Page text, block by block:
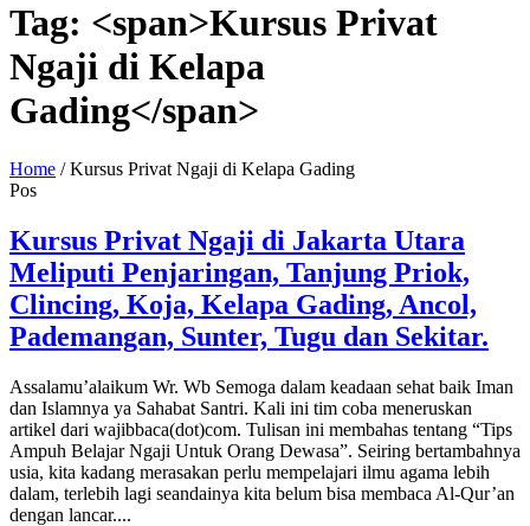
Tag: <span>Kursus Privat
Ngaji di Kelapa
Gading</span>
Home /Kursus Privat Ngaji di Kelapa Gading
Pos
Kursus Privat Ngaji di Jakarta Utara
Meliputi Penjaringan, Tanjung Priok,
Clincing, Koja, Kelapa Gading, Ancol,
Pademangan, Sunter, Tugu dan Sekitar.
Assalamu’alaikum Wr. Wb Semoga dalam keadaan sehat baik Iman
dan Islamnya ya Sahabat Santri. Kali ini tim coba meneruskan
artikel dari wajibbaca(dot)com. Tulisan ini membahas tentang “Tips
Ampuh Belajar Ngaji Untuk Orang Dewasa”. Seiring bertambahnya
usia, kita kadang merasakan perlu mempelajari ilmu agama lebih
dalam, terlebih lagi seandainya kita belum bisa membaca Al-Qur’an
dengan lancar....